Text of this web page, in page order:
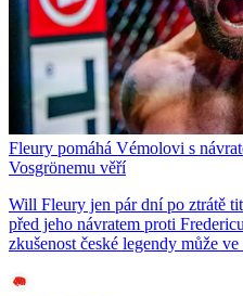
Fleury pomáhá Vémolovi s
Vosgrönemu věří
Will Fleury jen pár dní po ztrátě
před jeho návratem proti
zkušenost české legendy může